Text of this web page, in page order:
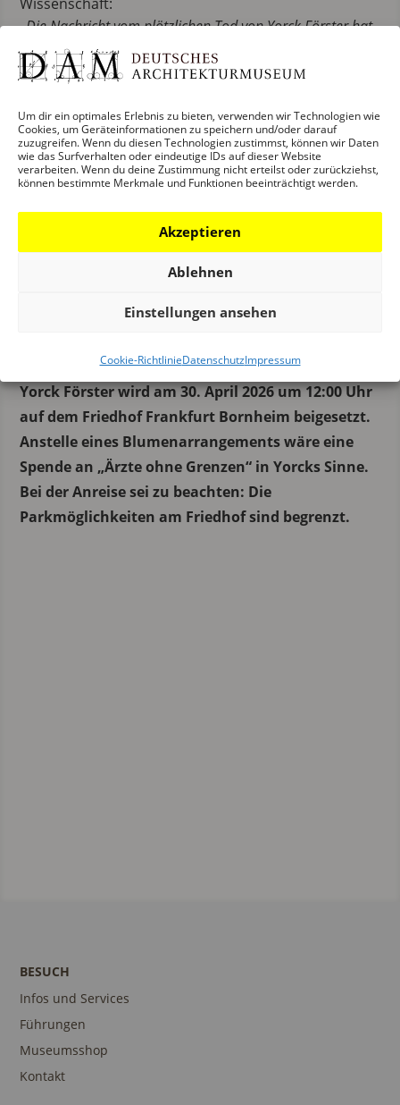
Um dir ein optimales Erlebnis zu bieten, verwenden wir Technologien wie
Cookies, um Geräteinformationen zu speichern und/oder darauf
zuzugreifen. Wenn du diesen Technologien zustimmst, können wir Daten
wie das Surfverhalten oder eindeutige IDs auf dieser Website
verarbeiten. Wenn du deine Zustimmung nicht erteilst oder zurückziehst,
können bestimmte Merkmale und Funktionen beeinträchtigt werden.
Akzeptieren
Ablehnen
Einstellungen ansehen
Cookie-RichtlinieDatenschutzImpressum
„Die Nachricht vom plötzlichen Tod von Yorck Förster hat
mich tief getroffen. Er war eine beeindruckende
Persönlichkeit. Als kompetenter und wunderbarer Kollege
Er ist viel zu früh verstorben, sein Tod stimmt mich sehr
traurig. Er wird sehr fehlen.“
Marcus Gwechenberger, Dezernent für Planen und
Architektur und lebenswerte Städte eingesetzt. Es war ihm
ein großes Anliegen, Zusammenhänge zu erklären und
vermitteln. Er konnte komplexe Themen auf den Punkt
an der Stadt von morgen zu arbeiten. Er wird uns fehlen.“
Yorck Förster wird am 30. April 2026 um 12:00 Uhr
auf dem Friedhof Frankfurt Bornheim beigesetzt.
Anstelle eines Blumenarrangements wäre eine
Spende an „Ärzte ohne Grenzen“ in Yorcks Sinne.
Bei der Anreise sei zu beachten: Die
Parkmöglichkeiten am Friedhof sind begrenzt.
BESUCH
Infos und Services
Führungen
Museumsshop
Kontakt